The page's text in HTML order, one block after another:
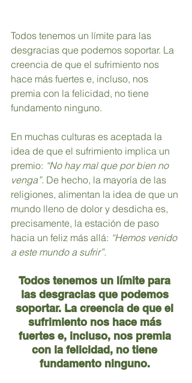
Todos tenemos un límite para las
desgracias que podemos soportar. La
creencia de que el sufrimiento nos
hace más fuertes e, incluso, nos
premia con la felicidad, no tiene
fundamento ninguno.
En muchas culturas es aceptada la
idea de que el sufrimiento implica un
premio: “No hay mal que por bien no
venga”. De hecho, la mayoría de las
religiones, alimentan la idea de que un
mundo lleno de dolor y desdicha es,
precisamente, la estación de paso
hacia un feliz más allá: “Hemos venido
a este mundo a sufrir”.
Todos tenemos un límite para
las desgracias que podemos
soportar. La creencia de que el
sufrimiento nos hace más
fuertes e, incluso, nos premia
con la felicidad, no tiene
fundamento ninguno.